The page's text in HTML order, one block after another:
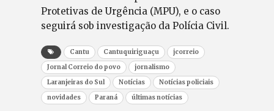
Protetivas de Urgência (MPU), e o caso
seguirá sob investigação da Polícia Civil.
Cantu Cantuquiriguaçu
jcorreio
Jornal Correio do povo
jornalismo
Laranjeiras do Sul
Notícias
Notícias policiais
novidades
Paraná últimas notícias